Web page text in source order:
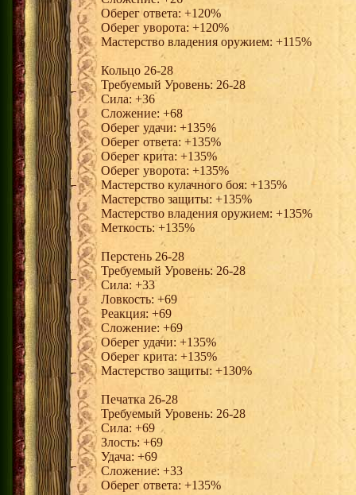
Оберег ответа: +120%
Оберег уворота: +120%
Мастерство владения оружием: +115%
Кольцо 26-28
Требуемый Уровень: 26-28
Сила: +36
Сложение: +68
Оберег удачи: +135%
Оберег ответа: +135%
Оберег крита: +135%
Оберег уворота: +135%
Мастерство кулачного боя: +135%
Мастерство защиты: +135%
Мастерство владения оружием: +135%
Меткость: +135%
Перстень 26-28
Требуемый Уровень: 26-28
Сила: +33
Ловкость: +69
Реакция: +69
Сложение: +69
Оберег удачи: +135%
Оберег крита: +135%
Мастерство защиты: +130%
Печатка 26-28
Требуемый Уровень: 26-28
Сила: +69
Злость: +69
Удача: +69
Сложение: +33
Оберег ответа: +135%